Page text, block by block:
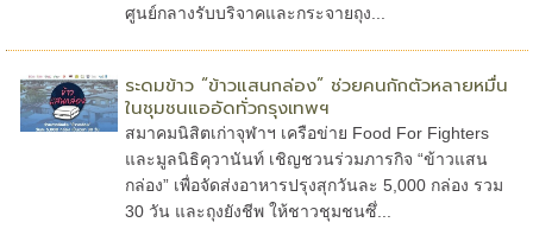
ศูนย์กลางรับบริจาคและกระจายถุง...
ระดมข้าว “ข้าวแสนกล่อง” ช่วยคนกักตัวหลายหมื่น
ในชุมชนแออัดทั่วกรุงเทพฯ
สมาคมนิสิตเก่าจุฬาฯ เครือข่าย Food For Fighters
และมูลนิธิคุวานันท์ เชิญชวนร่วมภารกิจ “ข้าวแสน
กล่อง” เพื่อจัดส่งอาหารปรุงสุกวันละ 5,000 กล่อง รวม
30 วัน และถุงยังชีพ ให้ชาวชุมชนซึ่...